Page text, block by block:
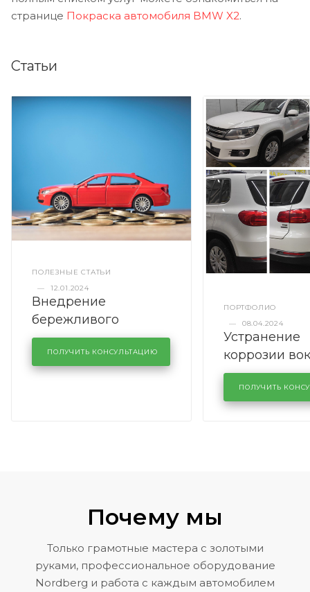
странице Покраска автомобиля BMW X2.
Статьи
ПОЛЕЗНЫЕ СТАТЬИ
—
12.01.2024
Внедрение
бережливого
производства в
кузовном сервисе
KUTUZOVV
ПОЛУЧИТЬ КОНСУЛЬТАЦИЮ
ПОРТФОЛИО
—
08.04.2024
Устранение
коррозии
лобового
районе
Volkswagen
ПОЛУЧИТЬ
Почему мы
Только грамотные мастера с золотыми
руками, профессиональное оборудование
Nordberg и работа с каждым автомобилем